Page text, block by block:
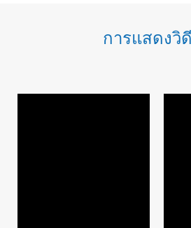
XDP-MRPRT ซีรีส์เครื่องตกแต่งพื้
เครื่องขัดและขัด XDP-
การแสดงวิ